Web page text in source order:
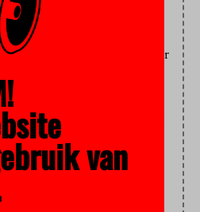
wat er de afgelopen
maar er zouden onder meer
verstuurd
naar de docent. Door
maar hij hoefde niet
weer aan het werk.
van de trap te maken heeft
De politie doet nog altijd
van